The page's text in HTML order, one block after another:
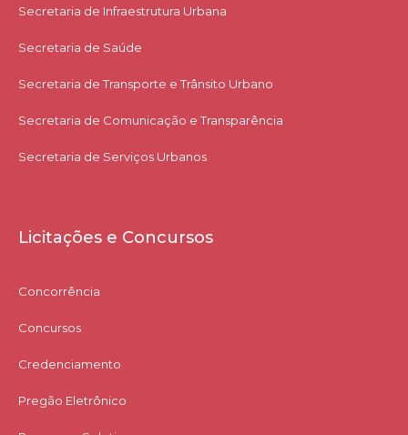
Secretaria de Infraestrutura Urbana
Secretaria de Saúde
Secretaria de Transporte e Trânsito Urbano
Secretaria de Comunicação e Transparência
Secretaria de Serviços Urbanos
Licitações e Concursos
Concorrência
Concursos
Credenciamento
Pregão Eletrônico